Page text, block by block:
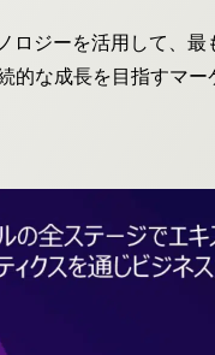
ロジーを活用して、
な成長を目指すマー